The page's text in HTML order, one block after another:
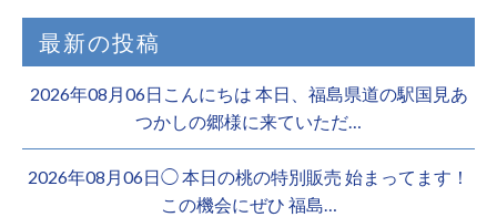
最新の投稿
2026年08月06日こんにちは 本日、福島県道の駅国見あ
つかしの郷様に来ていただ…
2026年08月06日◯ 本日の桃の特別販売 始まってます！
この機会にぜひ 福島…